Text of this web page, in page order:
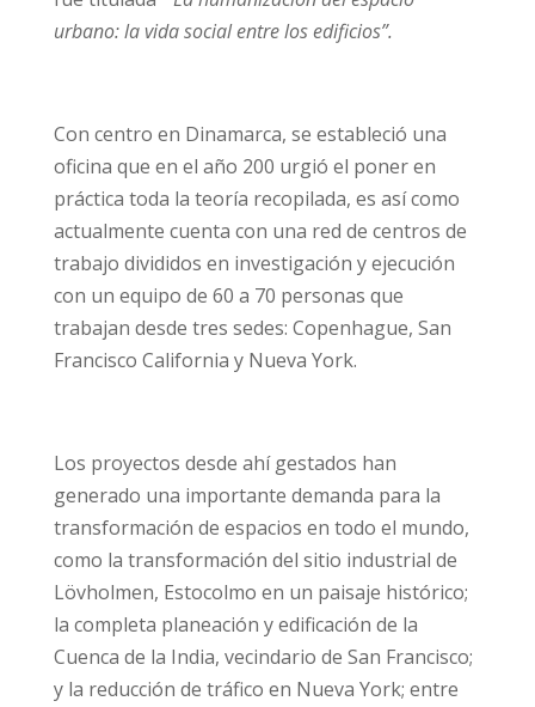
urbano: la vida social entre los edificios”.
Con centro en Dinamarca, se estableció una
oficina que en el año 200 urgió el poner en
práctica toda la teoría recopilada, es así como
actualmente cuenta con una red de centros de
trabajo divididos en investigación y ejecución
con un equipo de 60 a 70 personas que
trabajan desde tres sedes: Copenhague, San
Francisco California y Nueva York.
Los proyectos desde ahí gestados han
generado una importante demanda para la
transformación de espacios en todo el mundo,
como la transformación del sitio industrial de
Lövholmen, Estocolmo en un paisaje histórico;
la completa planeación y edificación de la
Cuenca de la India, vecindario de San Francisco;
y la reducción de tráfico en Nueva York; entre